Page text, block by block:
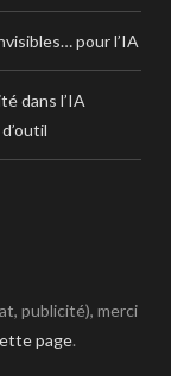
pour l’IA
dans l’IA
publicité), merci
page.